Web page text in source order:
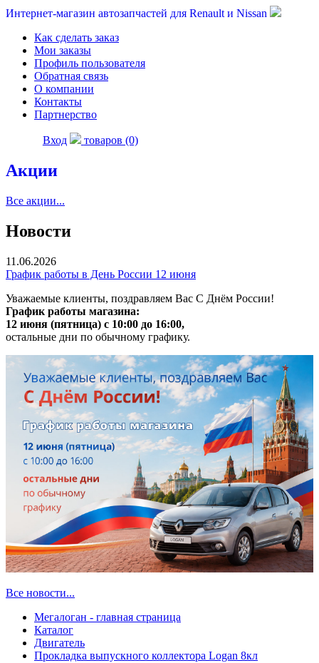
Интернет-магазин автозапчастей для Renault и Nissan
Как сделать заказ
Мои заказы
Профиль пользователя
Обратная связь
О компании
Контакты
Партнерство
Вход товаров (0)
Акции
Все акции...
Новости
11.06.2026
График работы в День России 12 июня
Уважаемые клиенты, поздравляем Вас С Днём России!
График работы магазина:
12 июня (пятница) с 10:00 до 16:00,
остальные дни по обычному графику.
Все новости...
Мегалоган - главная страница
Каталог
Двигатель
Прокладка выпускного коллектора Logan 8кл